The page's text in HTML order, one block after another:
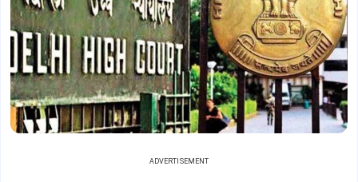
ADVERTISEMENT